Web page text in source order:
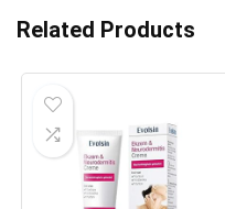
Related Products